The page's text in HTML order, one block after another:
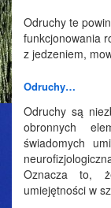
Odruchy te
funkcjonowania
z jedzeniem,
Odruchy…
Odruchy są
obronnych
świadomych
Oznacza to,
umiejętności w